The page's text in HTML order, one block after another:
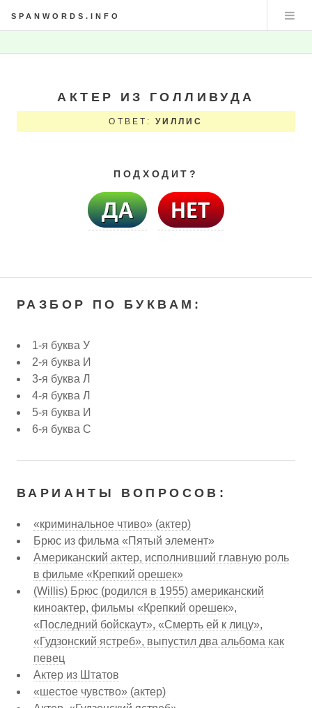
SPANWORDS.INFO
АКТЕР ИЗ ГОЛЛИВУДА
ОТВЕТ:УИЛЛИС
ПОДХОДИТ?
РАЗБОР ПО БУКВАМ:
1-я буква У
2-я буква И
3-я буква Л
4-я буква Л
5-я буква И
6-я буква С
ВАРИАНТЫ ВОПРОСОВ:
«криминальное чтиво» (актер)
Брюс из фильма «Пятый элемент»
Американский актер, исполнивший главную роль
в фильме «Крепкий орешек»
(Willis) Брюс (родился в 1955) американский
киноактер, фильмы «Крепкий орешек»,
«Последний бойскаут», «Смерть ей к лицу»,
«Гудзонский ястреб», выпустил два альбома как
певец
Актер из Штатов
«шестое чувство» (актер)